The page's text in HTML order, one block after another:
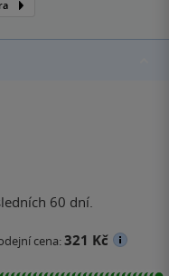
60 dní.
cena:321 Kč